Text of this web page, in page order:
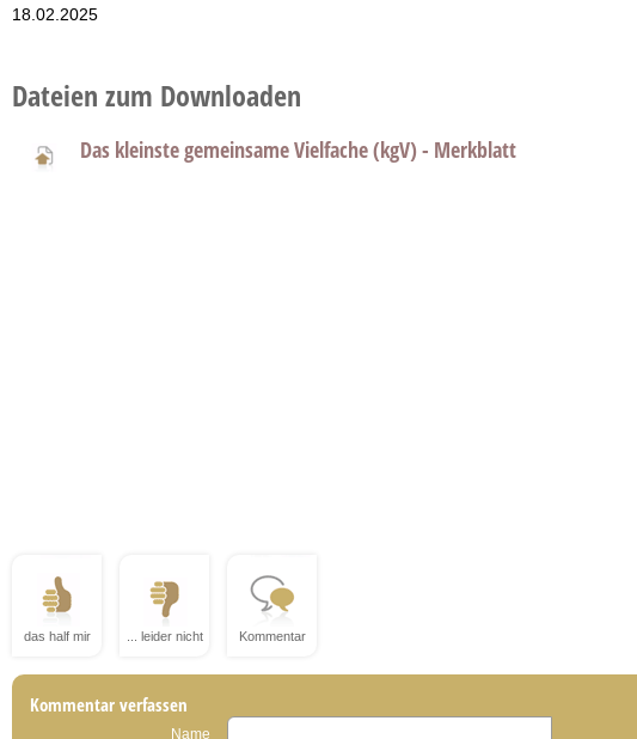
18.02.2025
Dateien zum Downloaden
Das kleinste gemeinsame Vielfache (kgV) - Merkblatt
das half mir ... leider nicht Kommentar
Kommentar verfassen
Name